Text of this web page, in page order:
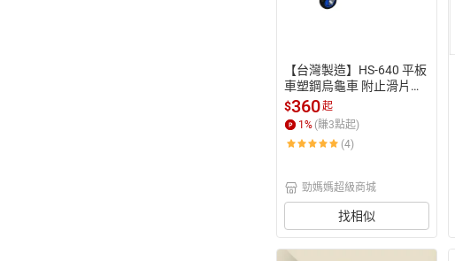
【台灣製造】HS-640 平板
車塑鋼烏龜車 附止滑片
+拉力鉤環 推車 烏龜車 工
業推車 連結推車
$360起
1 % (賺3點起)
(4)
勁媽媽超級商城
找相似